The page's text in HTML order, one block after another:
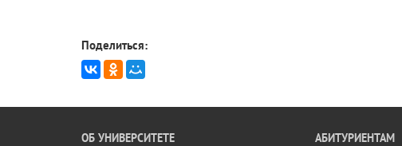
Поделиться:
ОБ УНИВЕРСИТЕТЕ
АБИТУРИЕНТАМ